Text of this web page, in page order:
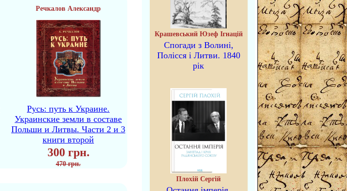
Речкалов Александр
Русь: путь к Украине.
Украинские земли в составе
Польши и Литвы. Части 2 и 3
книги второй
300 грн.
470 грн.
Крашевський Юзеф Ігнацій
Спогади з Волині,
Полісся і Литви. 1840
рік
Плохій Сергій